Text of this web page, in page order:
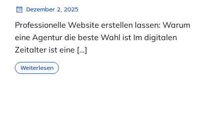
Dezember 2, 2025
Professionelle Website erstellen lassen: Warum
eine Agentur die beste Wahl ist Im digitalen
Zeitalter ist eine […]
Weiterlesen